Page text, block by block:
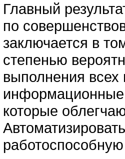
Главный
по
заключается в
степенью
выполнения
которые